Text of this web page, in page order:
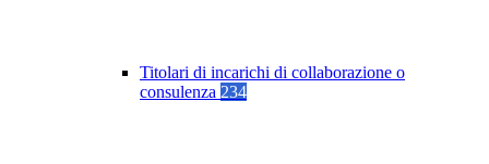
Titolari di incarichi di collaborazione o
consulenza 234